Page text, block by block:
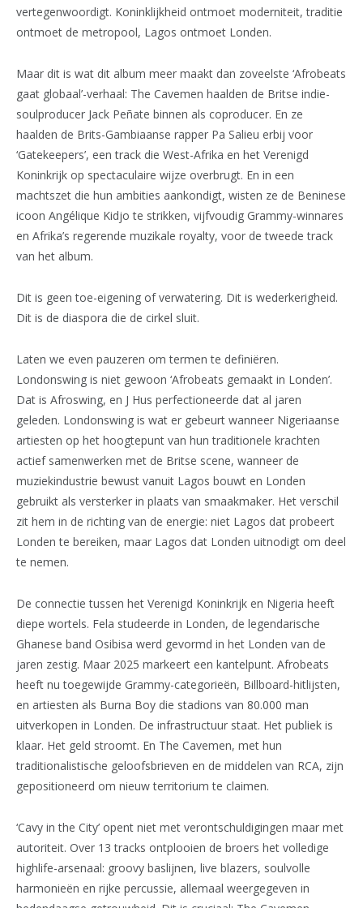
vertegenwoordigt. Koninklijkheid ontmoet moderniteit, traditie
ontmoet de metropool, Lagos ontmoet Londen.
Maar dit is wat dit album meer maakt dan zoveelste ‘Afrobeats
gaat globaal’-verhaal: The Cavemen haalden de Britse indie-
soulproducer Jack Peñate binnen als coproducer. En ze
haalden de Brits-Gambiaanse rapper Pa Salieu erbij voor
‘Gatekeepers’, een track die West-Afrika en het Verenigd
Koninkrijk op spectaculaire wijze overbrugt. En in een
machtszet die hun ambities aankondigt, wisten ze de Beninese
icoon Angélique Kidjo te strikken, vijfvoudig Grammy-winnares
en Afrika’s regerende muzikale royalty, voor de tweede track
van het album.
Dit is geen toe-eigening of verwatering. Dit is wederkerigheid.
Dit is de diaspora die de cirkel sluit.
Laten we even pauzeren om termen te definiëren.
Londonswing is niet gewoon ‘Afrobeats gemaakt in Londen’.
Dat is Afroswing, en J Hus perfectioneerde dat al jaren
geleden. Londonswing is wat er gebeurt wanneer Nigeriaanse
artiesten op het hoogtepunt van hun traditionele krachten
actief samenwerken met de Britse scene, wanneer de
muziekindustrie bewust vanuit Lagos bouwt en Londen
gebruikt als versterker in plaats van smaakmaker. Het verschil
zit hem in de richting van de energie: niet Lagos dat probeert
Londen te bereiken, maar Lagos dat Londen uitnodigt om deel
te nemen.
De connectie tussen het Verenigd Koninkrijk en Nigeria heeft
diepe wortels. Fela studeerde in Londen, de legendarische
Ghanese band Osibisa werd gevormd in het Londen van de
jaren zestig. Maar 2025 markeert een kantelpunt. Afrobeats
heeft nu toegewijde Grammy-categorieën, Billboard-hitlijsten,
en artiesten als Burna Boy die stadions van 80.000 man
uitverkopen in Londen. De infrastructuur staat. Het publiek is
klaar. Het geld stroomt. En The Cavemen, met hun
traditionalistische geloofsbrieven en de middelen van RCA, zijn
gepositioneerd om nieuw territorium te claimen.
‘Cavy in the City’ opent niet met verontschuldigingen maar met
autoriteit. Over 13 tracks ontplooien de broers het volledige
highlife-arsenaal: groovy baslijnen, live blazers, soulvolle
harmonieën en rijke percussie, allemaal weergegeven in